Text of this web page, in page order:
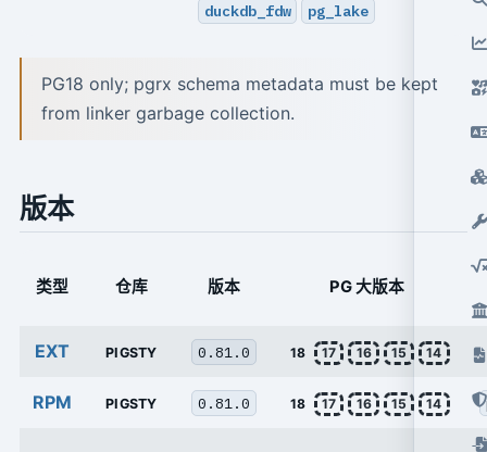
duckdb_fdw
pg_lake
PG18 only; pgrx schema metadata must be kept
from linker garbage collection.
版本
类型 仓库 版本 PG 大版本
EXT PIGSTY 0.81.0 18 17 16 15 14
RPM PIGSTY 0.81.0 18 17 16 15 14